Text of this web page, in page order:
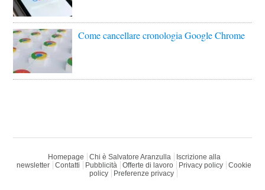
Come cancellare cronologia Google Chrome
Homepage Chi è Salvatore Aranzulla
Iscrizione alla
newsletter
Contatti Pubblicità Offerte di lavoro Privacy policy
Cookie
policy
Preferenze privacy